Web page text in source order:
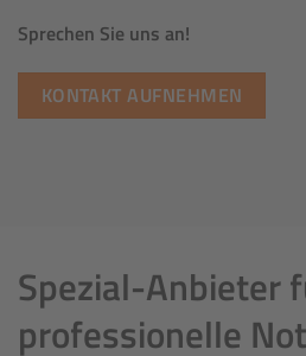
Sprechen Sie uns an!
KONTAKT AUFNEHMEN
Spezial-Anbieter
professionelle